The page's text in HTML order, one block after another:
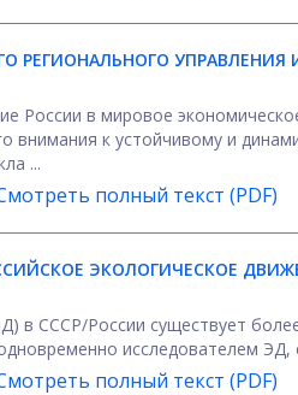
РЕГИОНАЛЬНОГО
России в мировое
внимания к устойчивому и
...
полный текст (PDF)
ЭКОЛОГИЧЕСКОЕ
в СССР/России существует
исследователем ЭД,
полный текст (PDF)